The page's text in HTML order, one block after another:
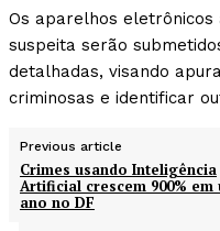
Os aparelhos eletrônicos
suspeita serão
detalhadas, visando
criminosas e identificar
Previous article
Crimes usando Inteligência
Artificial crescem 900% em
ano no DF